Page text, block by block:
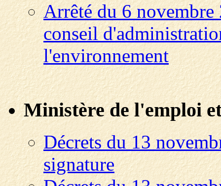
Arrêté du 6
conseil
l'environnement
Ministère de l'emploi
Décrets du 13
signature